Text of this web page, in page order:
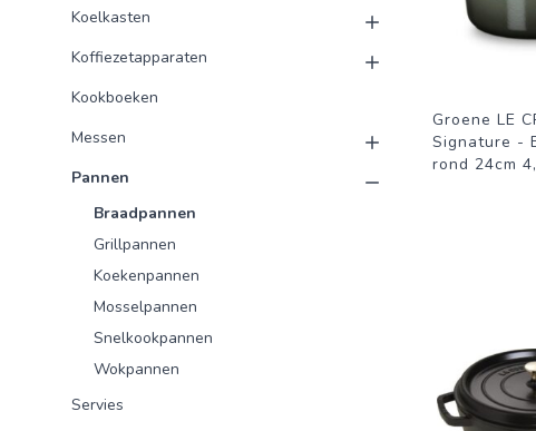
Koelkasten
Koffiezetapparaten
Kookboeken
Messen
Pannen
Braadpannen
Grillpannen
Koekenpannen
Mosselpannen
Snelkookpannen
Wokpannen
Servies
Groene LE
Signature -
rond 24cm